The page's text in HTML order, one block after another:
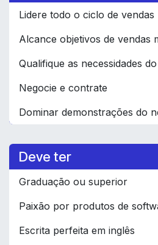
Lidere todo o ciclo de vendas
Alcance objetivos de vendas
Qualifique as necessidades
Negocie e contrate
Dominar demonstrações do
Deve ter
Graduação ou superior
Paixão por produtos de
Escrita perfeita em inglês